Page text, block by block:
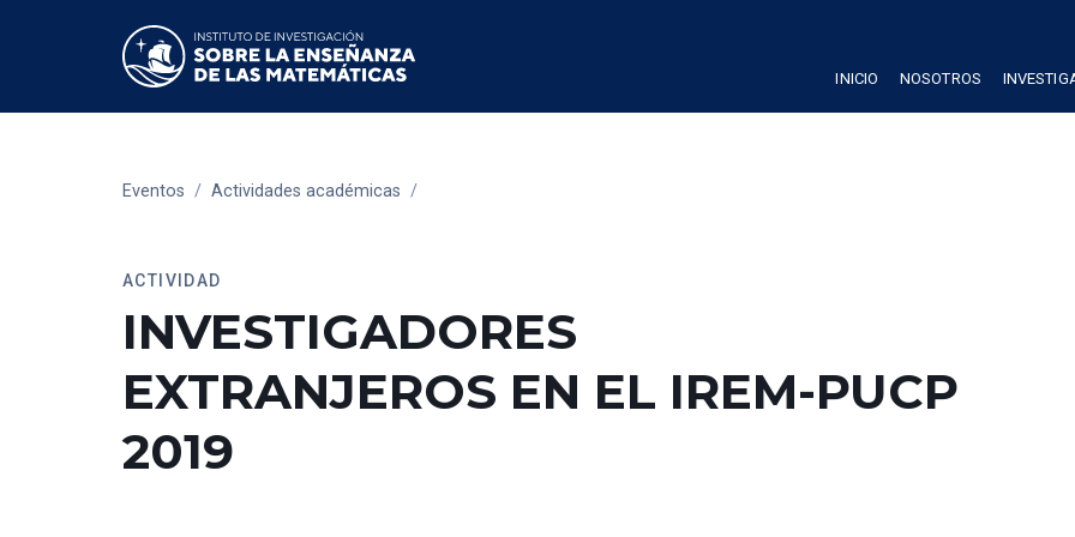
INICIO NOSOTROS
Eventos / Actividades académicas /
ACTIVIDAD
INVESTIGADORES
EXTRANJEROS EN EL IREM-PUCP
2019